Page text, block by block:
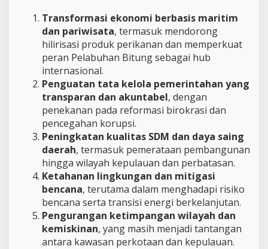
Transformasi ekonomi berbasis maritim
dan pariwisata, termasuk mendorong
hilirisasi produk perikanan dan memperkuat
peran Pelabuhan Bitung sebagai hub
internasional.
Penguatan tata kelola pemerintahan yang
transparan dan akuntabel, dengan
penekanan pada reformasi birokrasi dan
pencegahan korupsi.
Peningkatan kualitas SDM dan daya saing
daerah, termasuk pemerataan pembangunan
hingga wilayah kepulauan dan perbatasan.
Ketahanan lingkungan dan mitigasi
bencana, terutama dalam menghadapi risiko
bencana serta transisi energi berkelanjutan.
Pengurangan ketimpangan wilayah dan
kemiskinan, yang masih menjadi tantangan
antara kawasan perkotaan dan kepulauan.